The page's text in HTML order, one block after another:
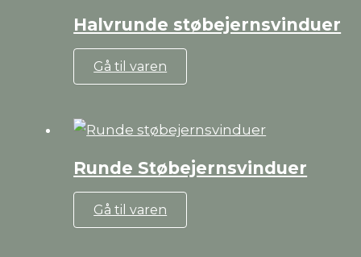
Mulighederne
vælges
varesiden
Halvrunde støbejernsvinduer
Gå til varen
vare
flere
Mulighederne
vælges
Runde Støbejernsvinduer
Gå til varen
vare